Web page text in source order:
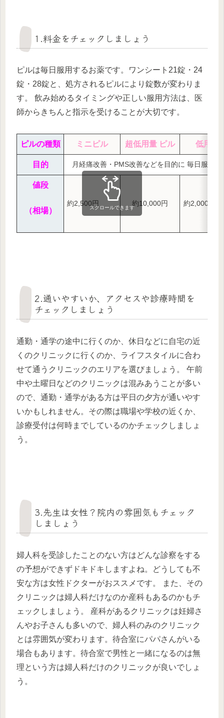
1.料金をチェックしましょう
ピルは毎日服用するお薬です。ワンシート21錠・24
錠・28錠と、処方されるピルにより錠数が変わりま
す。 飲み始めるタイミングや正しい服用方法は、医
師からきちんと指示を受けることが大切です。
ピルの種類 ミニピル 超低用量 ピル 低用量
目的 月経痛改善・PMS改善などを目的に 毎日服用す
値段
（相場）
約2,500円 約10,000円 約2,000円
スクロールできます
2.通いやすいか、アクセスや診療時間を
チェックしましょう
通勤・通学の途中に行くのか、休日などに自宅の近
くのクリニックに行くのか、ライフスタイルに合わ
せて通うクリニックのエリアを選びましょう。 午前
中や土曜日などのクリニックは混みあうことが多い
ので、通勤・通学がある方は平日の夕方が通いやす
いかもしれません。その際は職場や学校の近くか、
診療受付は何時までしているのかチェックしましょ
う。
3.先生は女性？院内の雰囲気もチェック
しましょう
婦人科を受診したことのない方はどんな診察をする
の予想ができずドキドキしますよね。どうしても不
安な方は女性ドクターがおススメです。 また、その
クリニックは婦人科だけなのか産科もあるのかもチ
ェックしましょう。 産科があるクリニックは妊婦さ
んやお子さんも多いので、婦人科のみのクリニック
とは雰囲気が変わります。待合室にパパさんがいる
場合もあります。待合室で男性と一緒になるのは無
理という方は婦人科だけのクリニックが良いでしょ
う。